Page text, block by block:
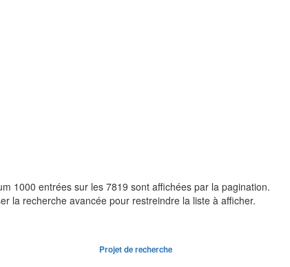
1000 entrées sur les 7819 sont affichées par la pagination.
la recherche avancée pour restreindre la liste à afficher.
Projet de recherche